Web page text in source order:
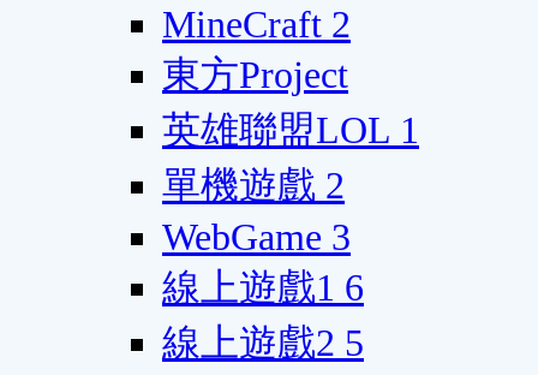
MineCraft 2
東方Project
英雄聯盟LOL 1
單機遊戲 2
WebGame 3
線上遊戲1 6
線上遊戲2 5